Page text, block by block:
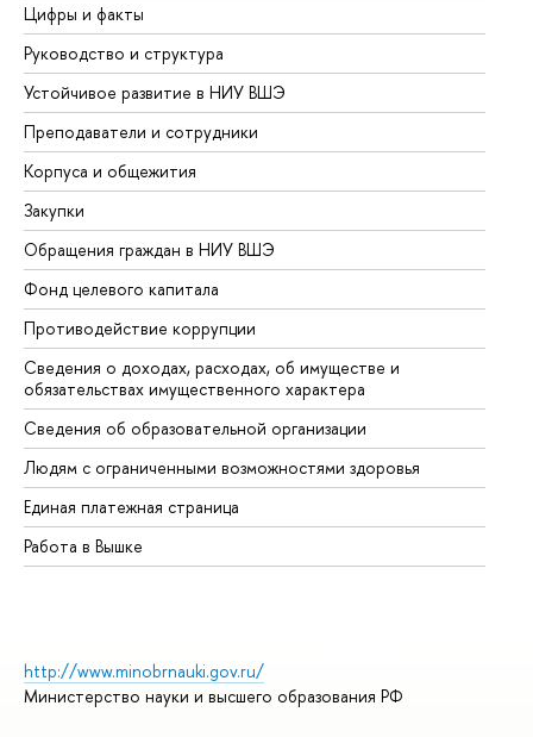
Цифры и факты
Руководство и структура
Устойчивое развитие в НИУ ВШЭ
Преподаватели и сотрудники
Корпуса и общежития
Закупки
Обращения граждан в НИУ ВШЭ
Фонд целевого капитала
Противодействие коррупции
Сведения о доходах, расходах, об имуществе и
обязательствах имущественного характера
Сведения об образовательной организации
Людям с ограниченными возможностями здоровья
Единая платежная страница
Работа в Вышке
http://www.minobrnauki.gov.ru/
Министерство науки и высшего образования РФ